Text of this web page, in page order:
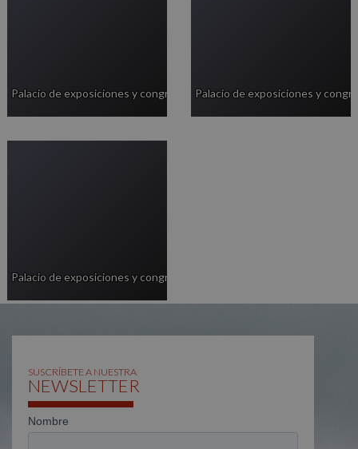
Palacio de exposiciones y congresos Palacio de exposiciones y
Palacio de exposiciones y congresos
SUSCRÍBETE A NUESTRA
NEWSLETTER